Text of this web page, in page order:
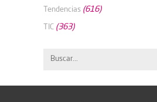
Tendencias (616)
TIC (363)